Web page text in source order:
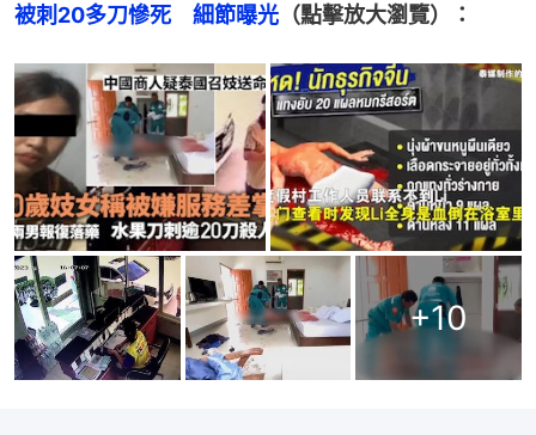
被刺20多刀慘死　細節曝光 （點擊放大瀏覽）：
+10